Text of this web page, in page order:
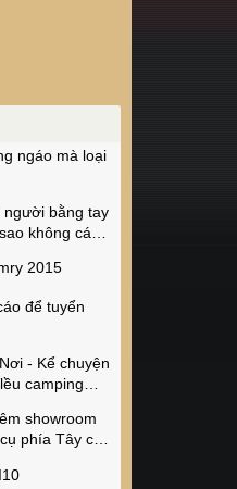
ngáo mà loại
người bằng tay
không các
2015
để tuyển
- Kể chuyện
camping
showroom
phía Tây có